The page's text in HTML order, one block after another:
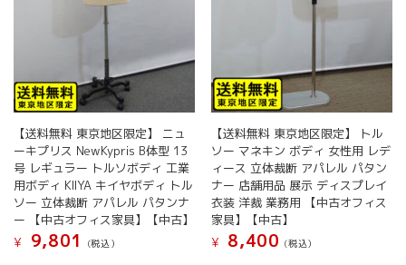
【送料無料 東京地区限定】 ニュ
ーキプリス NewKypris B体型 13
号 レギュラー トルソボディ 工業
用ボディ KIIYA キイヤボディ トル
ソー 立体裁断 アパレル パタンナ
ー 【中古オフィス家具】【中古】
¥
9,801 (税込）
【送料無料 東京地区限定】 トル
ソー マネキン ボディ 女性用 レデ
ィース 立体裁断 アパレル パタン
ナー 店舗用品 展示 ディスプレイ
衣装 洋裁 業務用 【中古オフィス
家具】【中古】
¥
8,400 (税込）